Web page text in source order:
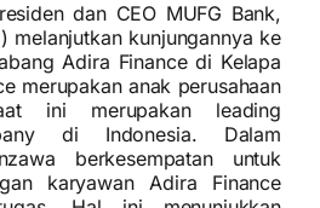
dan CEO MUFG Bank,
melanjutkan kunjungannya ke
Adira Finance di Kelapa
merupakan anak perusahaan
ini merupakan leading
di Indonesia. Dalam
berkesempatan untuk
karyawan Adira Finance